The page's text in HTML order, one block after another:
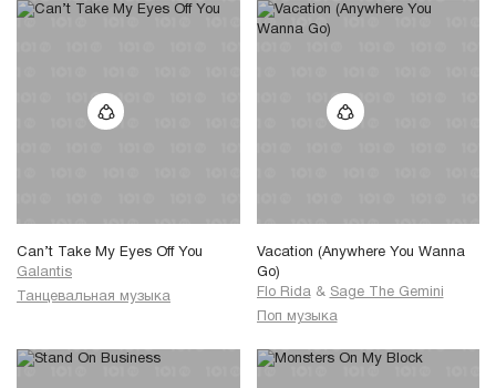
Can’t Take My Eyes Off You
Galantis
Танцевальная музыка
Vacation (Anywhere You Wanna
Go)
Flo Rida & Sage The Gemini
Поп музыка